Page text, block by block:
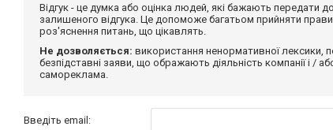
Відгук - це думка або оцінка людей, які бажають
залишеного відгука. Це допоможе багатьом прийняти
роз'яснення питань, що цікавлять.
Не дозволяється: використання ненормативної лексики,
безпідставні заяви, що ображають діяльність компанії і /
самореклама.
Введіть email: